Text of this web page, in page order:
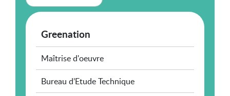
Greenation
Maîtrise d'oeuvre
Bureau d’Etude Technique